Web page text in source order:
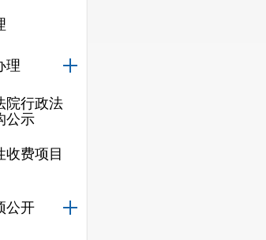
理
院行政法
公示
收费项目
公开